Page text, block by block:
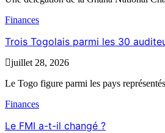
Finances
Trois Togolais parmi les 30
juillet 28, 2026
Le Togo figure parmi les pays
Finances
Le FMI a-t-il changé ?